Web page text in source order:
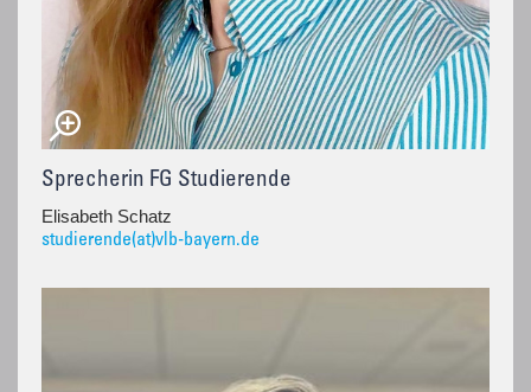
Sprecherin FG Studierende
Elisabeth Schatz
studierende(at)vlb-bayern.de